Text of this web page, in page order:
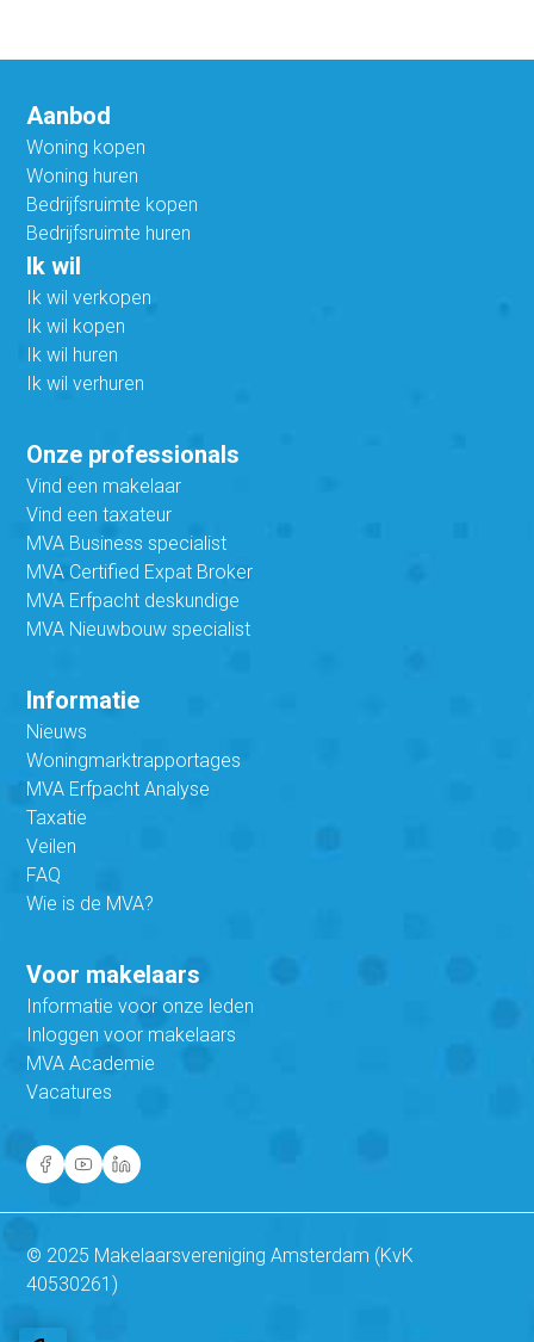
Aanbod
Woning kopen
Woning huren
Bedrijfsruimte kopen
Bedrijfsruimte huren
Ik wil
Ik wil verkopen
Ik wil kopen
Ik wil huren
Ik wil verhuren
Onze professionals
Vind een makelaar
Vind een taxateur
MVA Business specialist
MVA Certified Expat Broker
MVA Erfpacht deskundige
MVA Nieuwbouw specialist
Informatie
Nieuws
Woningmarktrapportages
MVA Erfpacht Analyse
Taxatie
Veilen
FAQ
Wie is de MVA?
Voor makelaars
Informatie voor onze leden
Inloggen voor makelaars
MVA Academie
Vacatures
© 2025 Makelaarsvereniging Amsterdam (KvK
40530261)